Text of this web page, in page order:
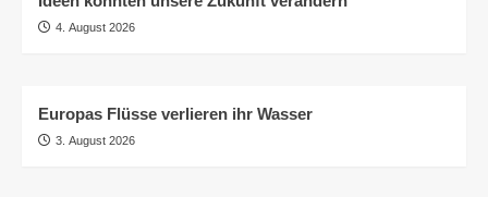
4. August 2026
Europas Flüsse verlieren ihr Wasser
3. August 2026